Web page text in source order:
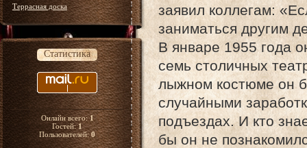
Террасная доска
Статистика
Онлайн всего:1
Гостей:1
Пользователей:0
заявил коллегам:
заниматься другим
В январе 1955 года
семь столичных
лыжном костюме он
случайными
подъездах. И кто
бы он не